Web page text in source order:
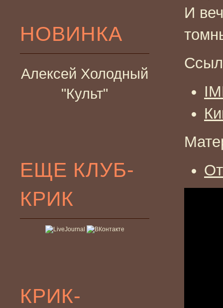
НОВИНКА
Алексей Холодный
"Культ"
ЕЩЕ КЛУБ-
КРИК
КРИК-
И